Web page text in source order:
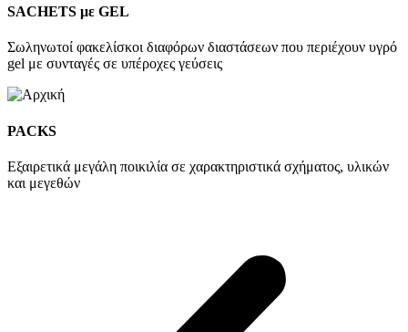
SACHETS με GEL
Σωληνωτοί φακελίσκοι διαφόρων διαστάσεων που περιέχουν υγρό
gel με συνταγές σε υπέροχες γεύσεις
PACKS
Εξαιρετικά μεγάλη ποικιλία σε χαρακτηριστικά σχήματος, υλικών
και μεγεθών